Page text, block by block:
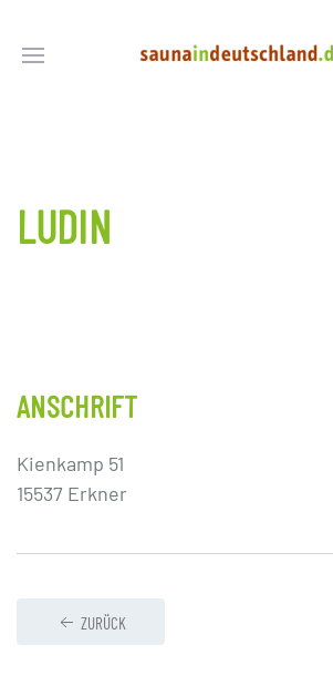
LUDIN
ANSCHRIFT
Kienkamp 51
15537 Erkner
ZURÜCK